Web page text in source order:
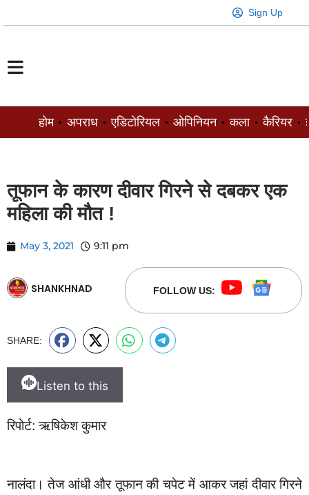
Sign Up
होम अपराध एडिटोरियल ओपिनियन कला कैरियर
तूफान के कारण दीवार गिरने से दबकर एक
महिला की मौत !
May 3, 2021 9:11 pm
SHANKHNAD FOLLOW US:
SHARE:
Listen to this
रिपोर्ट: ऋषिकेश कुमार
नालंदा। तेज आंधी और तूफान की चपेट में आकर जहां दीवार गिरने